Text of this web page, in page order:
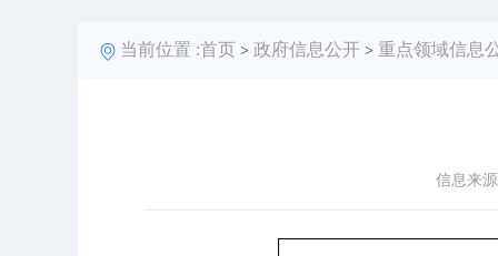
当前位置 :首页 > 政府信息公开 > 重点领域信息
信息来